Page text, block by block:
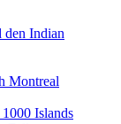
den Indian
Montreal
Islands